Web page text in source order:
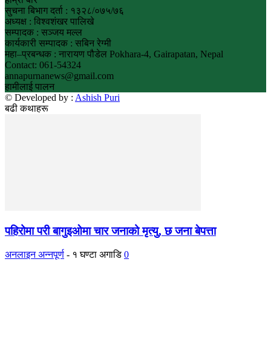
सुचना बिभाग दर्ता : १३२८/०७५/७६
अध्यक्ष : विश्वशंखर पालिखे
सम्पादक : सञ्जय मल्ल
कार्यकारी सम्पादक : सबिन रेग्मी
महा–प्रबन्धक : नारायण पौडेल Pokhara-4, Gairapatan, Nepal
Contact: 061-54324
annapurnanews@gmail.com
हामीलाई पालन
© Developed by : Ashish Puri
बढी कथाहरू
पहिरोमा परी बागुइओमा चार जनाको मृत्यु, छ जना बेपत्ता
अनलाइन अन्नपूर्ण - १ घण्टा अगाडि 0